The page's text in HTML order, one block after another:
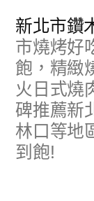
新北市鑽
市燒烤好
飽，精緻
火日式燒
碑推薦新
林口等地
到飽!